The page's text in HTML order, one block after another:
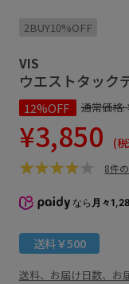
2BUY10%OFF
VIS
ウエストタック
12%OFF 通常価格:
¥3,850 (
8件
なら 月々
送料￥500
送料、お届け日数、お